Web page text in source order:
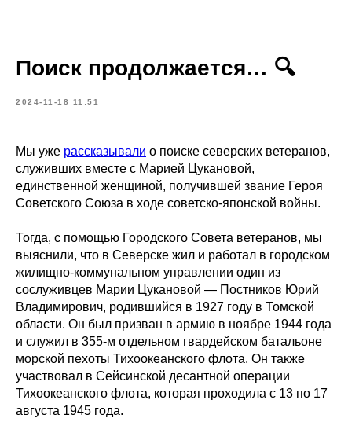
Поиск продолжается… 🔍
2024-11-18 11:51
Мы уже рассказывали о поиске северских ветеранов,
служивших вместе с Марией Цукановой,
единственной женщиной, получившей звание Героя
Советского Союза в ходе советско-японской войны.
Тогда, с помощью Городского Совета ветеранов, мы
выяснили, что в Северске жил и работал в городском
жилищно-коммунальном управлении один из
сослуживцев Марии Цукановой — Постников Юрий
Владимирович, родившийся в 1927 году в Томской
области. Он был призван в армию в ноябре 1944 года
и служил в 355-м отдельном гвардейском батальоне
морской пехоты Тихоокеанского флота. Он также
участвовал в Сейсинской десантной операции
Тихоокеанского флота, которая проходила с 13 по 17
августа 1945 года.